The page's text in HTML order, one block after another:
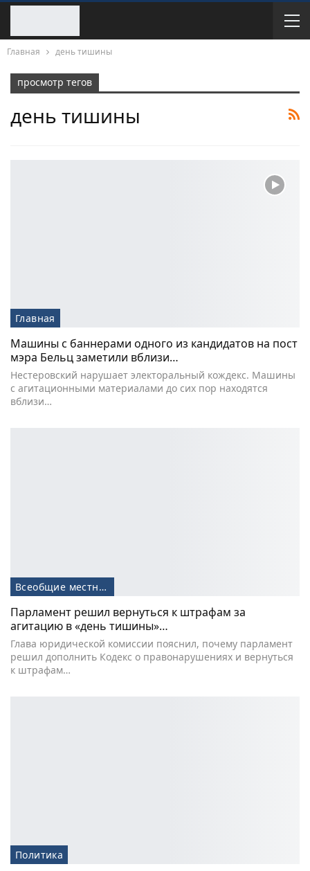
Главная день тишины
просмотр тегов
день тишины
Главная
Машины с баннерами одного из кандидатов на пост
мэра Бельц заметили вблизи…
Нестеровский нарушает электоральный кождекс. Машины
с агитационными материалами до сих пор находятся
вблизи…
Всеобщие местные выборы-2019
Парламент решил вернуться к штрафам за
агитацию в «день тишины»…
Глава юридической комиссии пояснил, почему парламент
решил дополнить Кодекс о правонарушениях и вернуться
к штрафам…
Политика